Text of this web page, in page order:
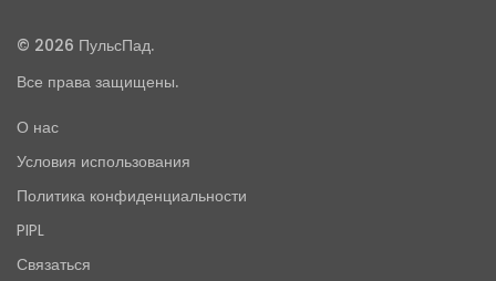
© 2026 ПульсПад.
Все права защищены.
О нас
Условия использования
Политика конфиденциальности
PIPL
Связаться